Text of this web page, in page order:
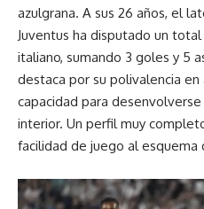
azulgrana. A sus 26 años, el
Juventus ha disputado un
italiano, sumando 3 goles y 5
destaca por su polivalencia
capacidad para
interior. Un perfil muy
facilidad de juego al esquema